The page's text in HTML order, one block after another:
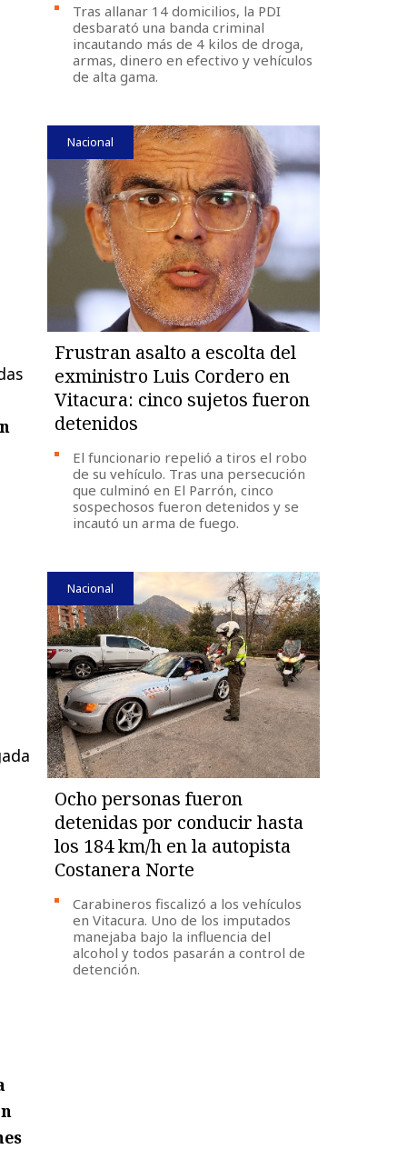
Tras allanar 14 domicilios, la PDI
desbarató una banda criminal
incautando más de 4 kilos de droga,
armas, dinero en efectivo y vehículos
de alta gama.
Nacional
Frustran asalto a escolta del
exministro Luis Cordero en
Vitacura: cinco sujetos fueron
detenidos
El funcionario repelió a tiros el robo
de su vehículo. Tras una persecución
que culminó en El Parrón, cinco
sospechosos fueron detenidos y se
incautó un arma de fuego.
Nacional
Ocho personas fueron
detenidas por conducir hasta
los 184 km/h en la autopista
Costanera Norte
Carabineros fiscalizó a los vehículos
en Vitacura. Uno de los imputados
manejaba bajo la influencia del
alcohol y todos pasarán a control de
detención.